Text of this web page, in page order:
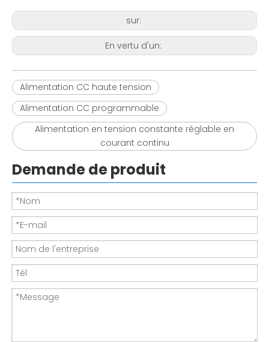
sur:
En vertu d'un:
Alimentation CC haute tension
Alimentation CC programmable
Alimentation en tension constante réglable en
courant continu
Demande de produit